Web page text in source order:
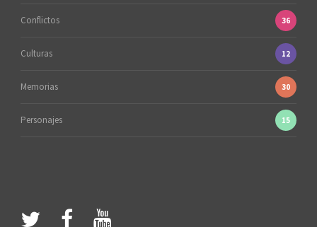
Conflictos 36
Culturas 12
Memorias 30
Personajes 15